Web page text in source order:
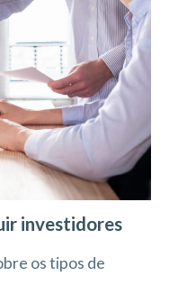
investidores
os tipos de